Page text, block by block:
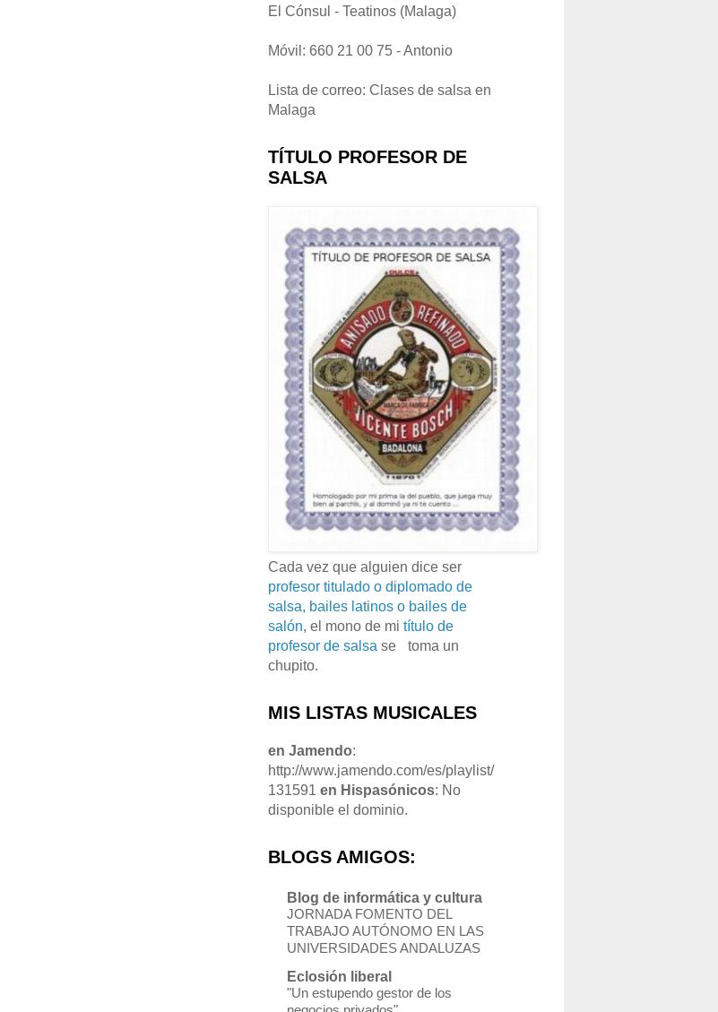
El Cónsul - Teatinos (Malaga)
Móvil: 660 21 00 75 - Antonio
Lista de correo: Clases de salsa en
Malaga
TÍTULO PROFESOR DE
SALSA
Cada vez que alguien dice ser
profesor titulado o diplomado de
salsa, bailes latinos o bailes de
salón, el mono de mi título de
profesor de salsa se
toma un
chupito.
MIS LISTAS MUSICALES
en Jamendo:
http://www.jamendo.com/es/playlist/
131591 en Hispasónicos: No
disponible el dominio.
BLOGS AMIGOS:
Blog de informática y cultura
JORNADA FOMENTO DEL
TRABAJO AUTÓNOMO EN LAS
UNIVERSIDADES ANDALUZAS
Eclosión liberal
"Un estupendo gestor de los